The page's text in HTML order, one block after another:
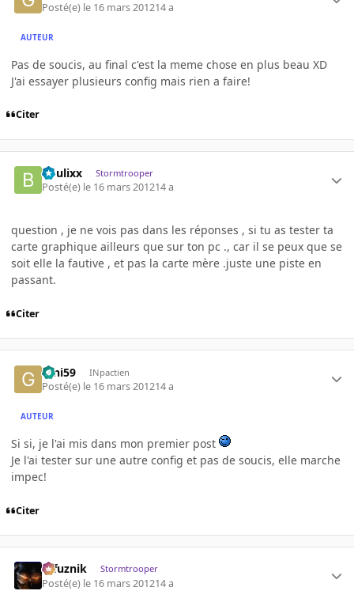
Posté(e) le 16 mars 201214 a
AUTEUR
Pas de soucis, au final c'est la meme chose en plus beau XD
J'ai essayer plusieurs config mais rien a faire!
Citer
boulixx Stormtrooper
Posté(e) le 16 mars 201214 a
question , je ne vois pas dans les réponses , si tu as tester ta
carte graphique ailleurs que sur ton pc ., car il se peux que se
soit elle la fautive , et pas la carte mère .juste une piste en
passant.
Citer
Gini59 INpactien
Posté(e) le 16 mars 201214 a
AUTEUR
Si si, je l'ai mis dans mon premier post
Je l'ai tester sur une autre config et pas de soucis, elle marche
impec!
Citer
refuznik Stormtrooper
Posté(e) le 16 mars 201214 a